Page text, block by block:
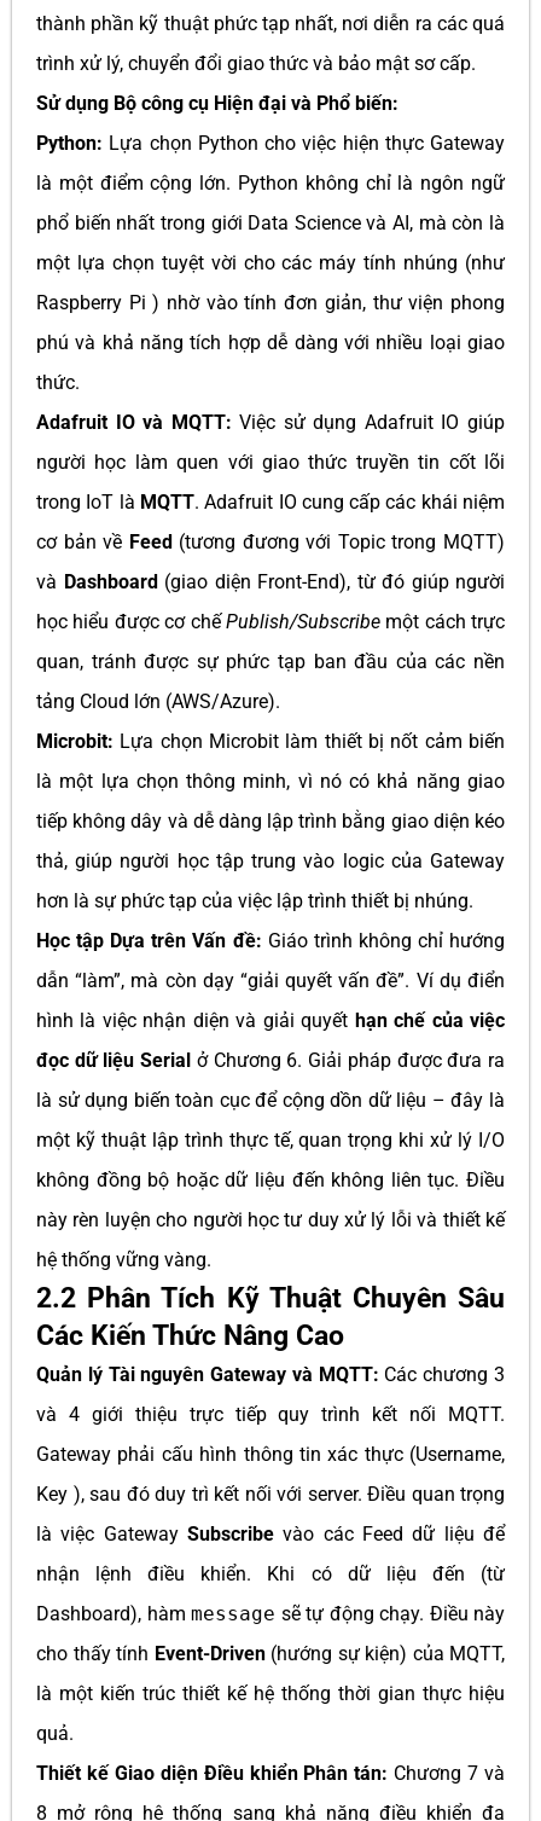
thành phần kỹ thuật phức tạp nhất, nơi diễn ra các quá
trình xử lý, chuyển đổi giao thức và bảo mật sơ cấp.
Sử dụng Bộ công cụ Hiện đại và Phổ biến:
Python: Lựa chọn Python cho việc hiện thực Gateway
là một điểm cộng lớn. Python không chỉ là ngôn ngữ
phổ biến nhất trong giới Data Science và AI, mà còn là
một lựa chọn tuyệt vời cho các máy tính nhúng (như
Raspberry Pi ) nhờ vào tính đơn giản, thư viện phong
phú và khả năng tích hợp dễ dàng với nhiều loại giao
thức.
Adafruit IO và MQTT: Việc sử dụng Adafruit IO giúp
người học làm quen với giao thức truyền tin cốt lõi
trong IoT là MQTT. Adafruit IO cung cấp các khái niệm
cơ bản về Feed(tương đương với Topic trong MQTT)
và Dashboard(giao diện Front-End), từ đó giúp người
học hiểu được cơ chếPublish/Subscribemột cách trực
quan, tránh được sự phức tạp ban đầu của các nền
tảng Cloud lớn (AWS/Azure).
Microbit: Lựa chọn Microbit làm thiết bị nốt cảm biến
là một lựa chọn thông minh, vì nó có khả năng giao
tiếp không dây và dễ dàng lập trình bằng giao diện kéo
thả, giúp người học tập trung vào logic của Gateway
hơn là sự phức tạp của việc lập trình thiết bị nhúng.
Học tập Dựa trên Vấn đề: Giáo trình không chỉ hướng
dẫn “làm”, mà còn dạy “giải quyết vấn đề”. Ví dụ điển
hình là việc nhận diện và giải quyết hạn chế của việc
đọc dữ liệu Serial ở Chương 6. Giải pháp được đưa ra
là sử dụng biến toàn cục để cộng dồn dữ liệu – đây là
một kỹ thuật lập trình thực tế, quan trọng khi xử lý I/O
không đồng bộ hoặc dữ liệu đến không liên tục. Điều
này rèn luyện cho người học tư duy xử lý lỗi và thiết kế
hệ thống vững vàng.
2.2 Phân Tích Kỹ Thuật Chuyên Sâu
Các Kiến Thức Nâng Cao
Quản lý Tài nguyên Gateway và MQTT: Các chương 3
và 4 giới thiệu trực tiếp quy trình kết nối MQTT.
Gateway phải cấu hình thông tin xác thực (Username,
Key ), sau đó duy trì kết nối với server. Điều quan trọng
là việc Gateway Subscribe vào các Feed dữ liệu để
nhận lệnh điều khiển. Khi có dữ liệu đến (từ
Dashboard), hàm message sẽ tự động chạy. Điều này
cho thấy tính Event-Driven(hướng sự kiện) của MQTT,
là một kiến trúc thiết kế hệ thống thời gian thực hiệu
quả.
Thiết kế Giao diện Điều khiển Phân tán: Chương 7 và
8 mở rộng hệ thống sang khả năng điều khiển đa